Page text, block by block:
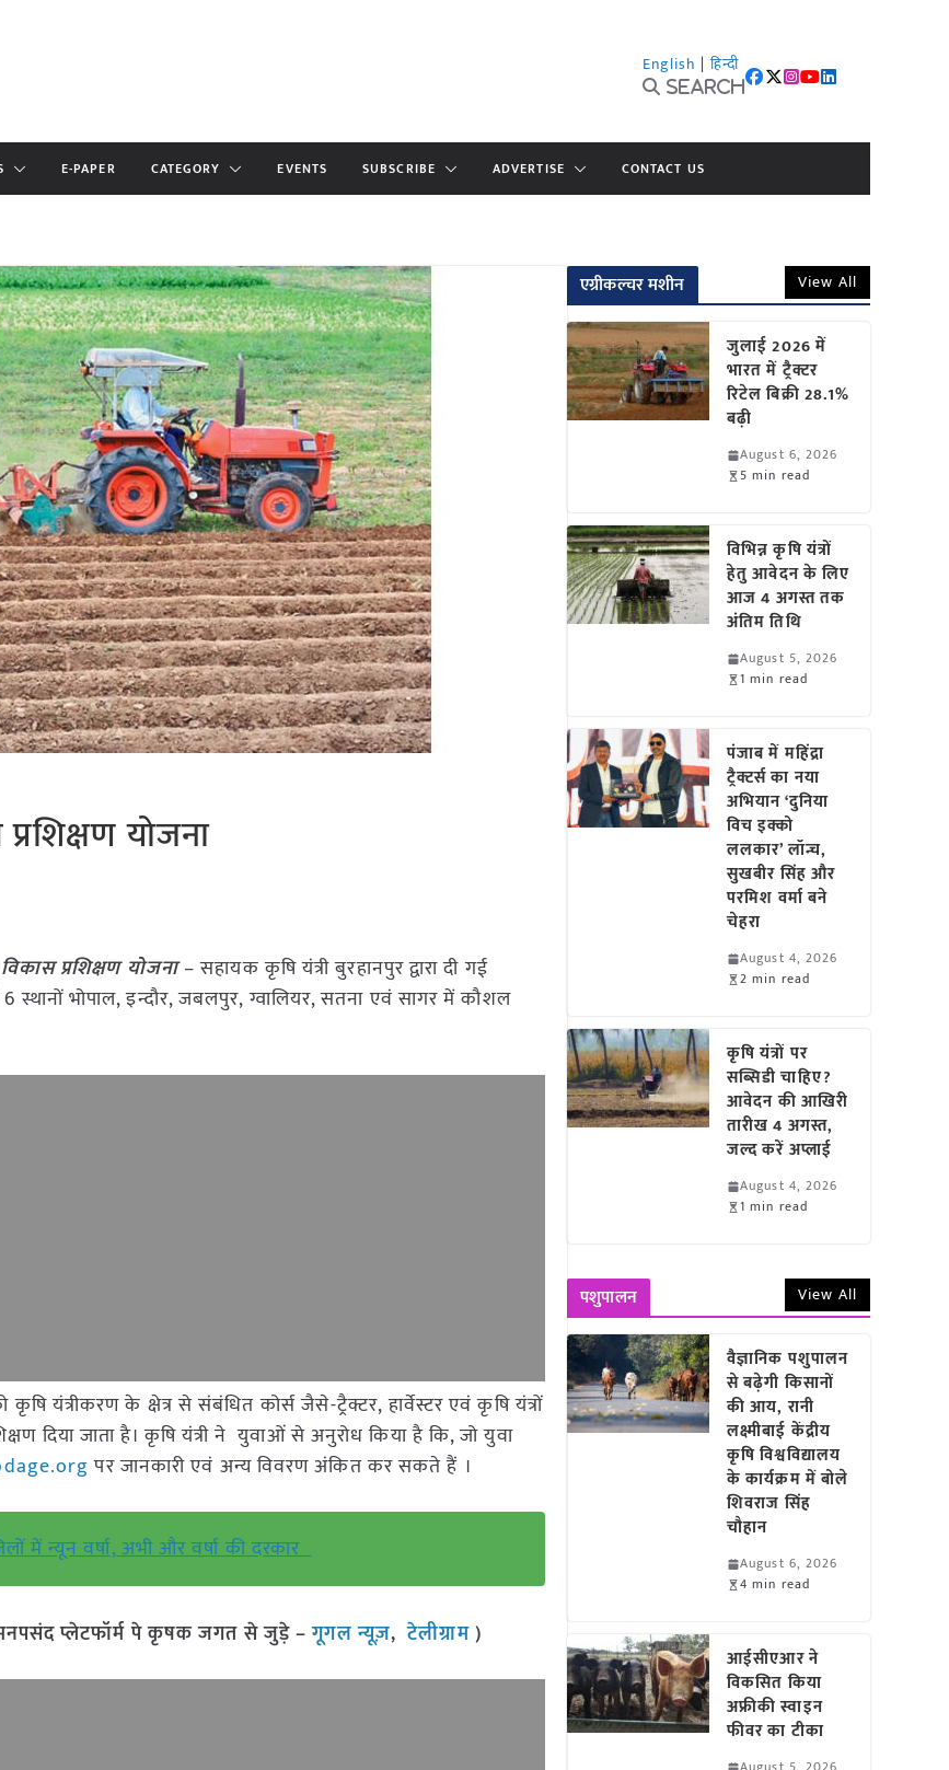
English | हिन्दी
Search
E-PAPER CATEGORY EVENTS SUBSCRIBE ADVERTISE CONTACT US
योजना
प्रशिक्षण योजना– सहायक कृषि यंत्री बुरहानपुर द्वारा दी गई
6 स्थानों भोपाल, इन्दौर, जबलपुर, ग्वालियर, सतना एवं सागर में कौशल
यंत्रीकरण के क्षेत्र से संबंधित कोर्स जैसे-ट्रैक्टर, हार्वेस्टर एवं कृषि यंत्रों
दिया जाता है। कृषि यंत्री ने युवाओं से अनुरोध किया है कि, जो युवा
पर जानकारी एवं अन्य विवरण अंकित कर सकते हैं ।
में न्यून वर्षा, अभी और वर्षा की दरकार
प्लेटफॉर्म पे कृषक जगत से जुड़े –गूगल न्यूज़,टेलीग्राम)
एग्रीकल्चर मशीन View All
जुलाई 2026 में
भारत में ट्रैक्टर
रिटेल बिक्री 28.1%
बढ़ी
August 6, 2026
5 min read
विभिन्न कृषि यंत्रों
हेतु आवेदन के लिए
आज 4 अगस्त तक
अंतिम तिथि
August 5, 2026
1 min read
पंजाब में महिंद्रा
ट्रैक्टर्स का नया
अभियान ‘दुनिया
विच इक्को
ललकार’ लॉन्च,
सुखबीर सिंह और
परमिश वर्मा बने
चेहरा
August 4, 2026
2 min read
कृषि यंत्रों पर
सब्सिडी चाहिए?
आवेदन की आखिरी
तारीख 4 अगस्त,
जल्द करें अप्लाई
August 4, 2026
1 min read
पशुपालन View All
वैज्ञानिक पशुपालन
से बढ़ेगी किसानों
की आय, रानी
लक्ष्मीबाई केंद्रीय
कृषि विश्वविद्यालय
के कार्यक्रम में बोले
शिवराज सिंह
चौहान
August 6, 2026
4 min read
आईसीएआर ने
विकसित किया
अफ्रीकी स्वाइन
फीवर का टीका